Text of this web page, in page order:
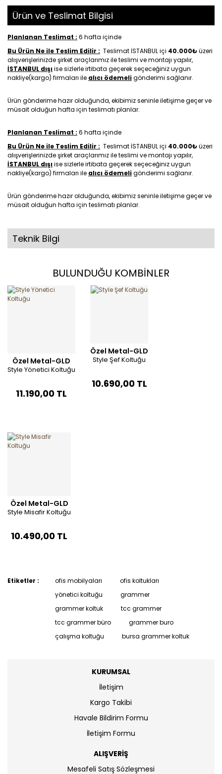
Ürün ve Teslimat Bilgisi
Planlanan Teslimat : 6 hafta içinde
Bu Ürün Ne ile Teslim Edilir : Teslimat İSTANBUL içi 40.000₺üzeri
alışverişlerinizde şirket araçlarımız ile teslimi ve montajı yapılır,
İSTANBUL dışıise sizlerle irtibata geçerek seçeceğiniz uygun
nakliye(kargo) firmaları ile alıcı ödemeligönderimi sağlanır.
Ürün gönderime hazır olduğunda, ekibimiz seninle iletişime geçer ve
müsait olduğun hafta için teslimatı planlar.
Planlanan Teslimat : 6 hafta içinde
Bu Ürün Ne ile Teslim Edilir : Teslimat İSTANBUL içi 40.000₺üzeri
alışverişlerinizde şirket araçlarımız ile teslimi ve montajı yapılır,
İSTANBUL dışıise sizlerle irtibata geçerek seçeceğiniz uygun
nakliye(kargo) firmaları ile alıcı ödemeligönderimi sağlanır.
Ürün gönderime hazır olduğunda, ekibimiz seninle iletişime geçer ve
müsait olduğun hafta için teslimatı planlar.
Teknik Bilgi
BULUNDUĞU KOMBİNLER
Özel Metal-GLD
Style Yönetici Koltuğu
11.190,00 TL
Özel Metal-GLD
Style Şef Koltuğu
10.690,00 TL
Özel Metal-GLD
Style Misafir Koltuğu
10.490,00 TL
Etiketler : ofis mobilyaları
ofis koltukları
yönetici koltuğu
grammer
grammer koltuk
tcc grammer
tcc grammer büro
grammer buro
çalışma koltuğu
bursa grammer koltuk
KURUMSAL
İletişim
Kargo Takibi
Havale Bildirim Formu
İletişim Formu
ALIŞVERİŞ
Mesafeli Satış Sözleşmesi